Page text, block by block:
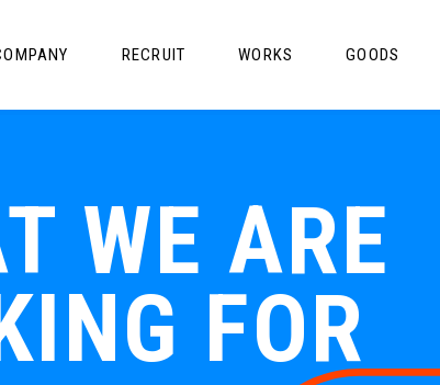
HISTORY｜沿革
RECRUIT CREATORS｜インテリジェントな人々
WORKS GOODS
WE ARE
FOR